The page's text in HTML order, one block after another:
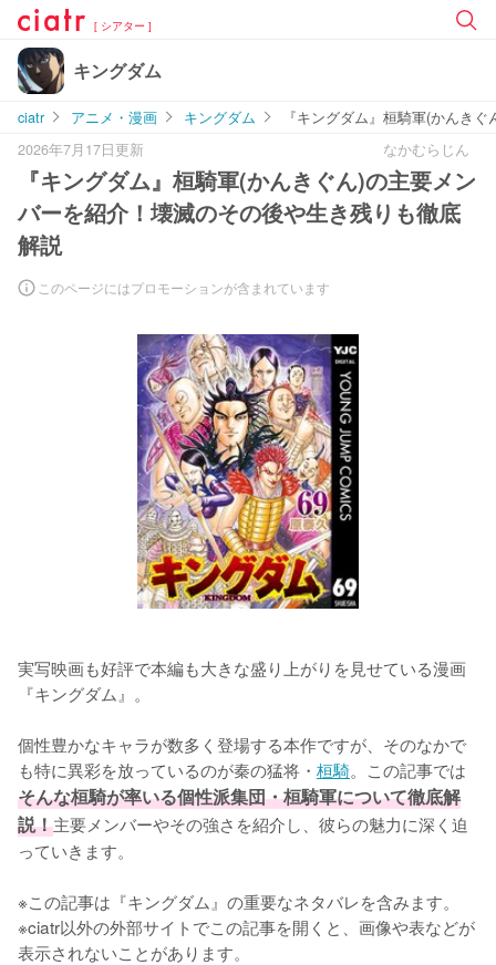
[ シアター ]
キングダム
ciatr アニメ・漫画 キングダム
『キングダム』桓騎軍(かんき
2026年7月17日更新
なかむらじん
『キングダム』桓騎軍(かんきぐん)の主要メン
バーを紹介！壊滅のその後や生き残りも徹底
解説
このページにはプロモーションが含まれています
実写映画も好評で本編も大きな盛り上がりを見せている漫画
『キングダム』。
個性豊かなキャラが数多く登場する本作ですが、そのなかで
も特に異彩を放っているのが秦の猛将・ 桓騎。この記事では
そんな桓騎が率いる個性派集団・桓騎軍について徹底解
説！主要メンバーやその強さを紹介し、彼らの魅力に深く迫
っていきます。
※この記事は『キングダム』の重要なネタバレを含みます。
※ciatr以外の外部サイトでこの記事を開くと、画像や表などが
表示されないことがあります。